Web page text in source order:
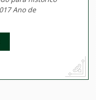
Ano de